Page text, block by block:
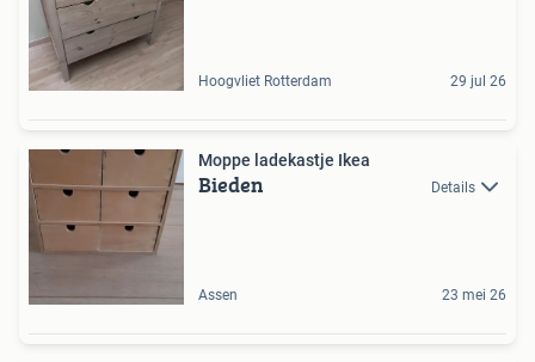
Hoogvliet Rotterdam 29 jul 26
Moppe ladekastje Ikea
Bieden Details
Assen 23 mei 26